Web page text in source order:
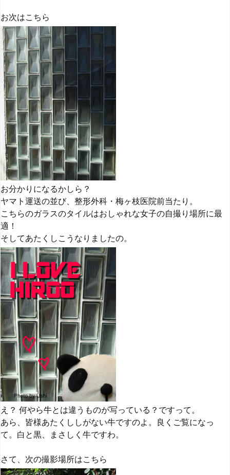
お次はこちら
お分かりになるかしら？
ヤマト運送の並び、整形外科・梅ヶ枝医院前当たり。
こちらのガラスのタイルはおしゃれな女子の自撮り場所に最
適！
そしてあたくしこうなりましたの。
え？ 何やら牛とは違うものが写っている？ですって。
あら、皆様あたくししがない牛ですのよ。良くご覧になっ
て。白と黒、まさしく牛ですわ。
さて、次の撮影場所はこちら